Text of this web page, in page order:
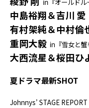
in『オールドル
中島裕翔＆吉川 愛
有村架純＆中村倫
重岡大毅 in『雪女と蟹
大西流星＆桜田ひ
夏ドラマ最新SHOT
Johnnys’ STAGE REPORT